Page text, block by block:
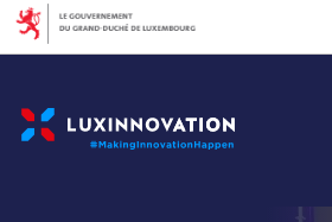
Cookies management panel